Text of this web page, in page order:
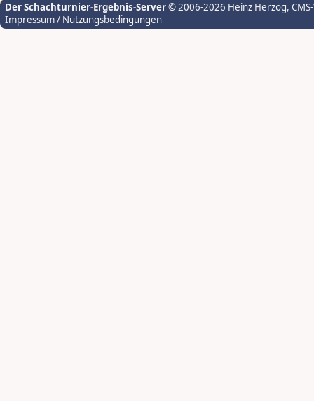
Der Schachturnier-Ergebnis-Server© 2006-2026 Heinz Herzog,
Impressum / Nutzungsbedingungen